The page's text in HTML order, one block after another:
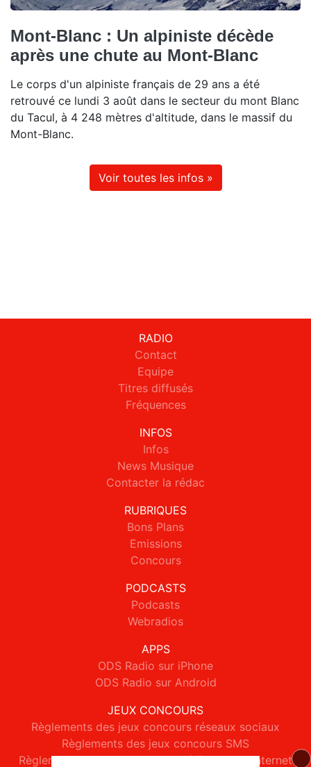
Mont-Blanc : Un alpiniste décède
après une chute au Mont-Blanc
Le corps d'un alpiniste français de 29 ans a été
retrouvé ce lundi 3 août dans le secteur du mont Blanc
du Tacul, à 4 248 mètres d'altitude, dans le massif du
Mont-Blanc.
Voir toutes les infos »
RADIO
Contact
Equipe
Titres diffusés
Fréquences
INFOS
Infos
News Musique
Contacter la rédac
RUBRIQUES
Bons Plans
Emissions
Concours
PODCASTS
Podcasts
Webradios
APPS
ODS Radio sur iPhone
ODS Radio sur Android
JEUX CONCOURS
Règlements des jeux concours réseaux sociaux
Règlements des jeux concours SMS
Règlements des jeux concours téléphone et internet